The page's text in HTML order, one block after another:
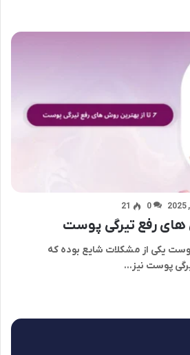
0
21
پوست یکی از مشکلات شایع بوده که
پوست نیز…